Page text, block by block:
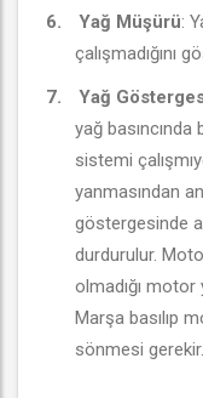
6.
Yağ Müşürü:
çalışmadığını
7.
Yağ
yağ
sistemi
yanmasından
göstergesinde
durdurulur.
olmadığı
Marşa basılıp
sönmesi gerekir.